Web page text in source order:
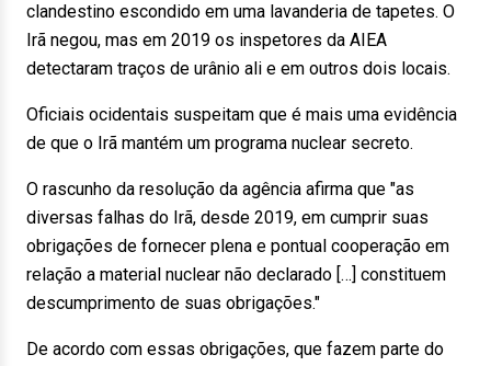
clandestino escondido em uma lavanderia de tapetes. O
Irã negou, mas em 2019 os inspetores da AIEA
detectaram traços de urânio ali e em outros dois locais.
Oficiais ocidentais suspeitam que é mais uma evidência
de que o Irã mantém um programa nuclear secreto.
O rascunho da resolução da agência afirma que "as
diversas falhas do Irã, desde 2019, em cumprir suas
obrigações de fornecer plena e pontual cooperação em
relação a material nuclear não declarado […] constituem
descumprimento de suas obrigações."
De acordo com essas obrigações, que fazem parte do